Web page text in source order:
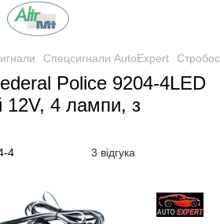
Спецсигнали AutoExpert
Police 9204-4LED
12V, 4 лампи, з
4 3 відгука